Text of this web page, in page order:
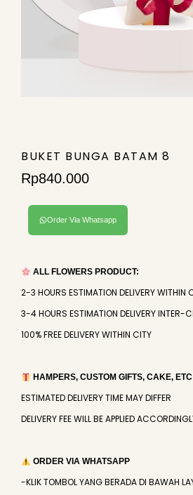
BUKET BUNGA BATAM 8
Rp840.000
Order Via Whatsapp
ALL FLOWERS PRODUCT:
2-3 HOURS ESTIMATION DELIVERY WITHIN
3-4 HOURS ESTIMATION DELIVERY INTER-
100% FREE DELIVERY WITHIN CITY
HAMPERS, CUSTOM GIFTS, CAKE, ETC
ESTIMATED DELIVERY TIME MAY DIFFER
DELIVERY FEE WILL BE APPLIED
ORDER VIA WHATSAPP
-KLIK TOMBOL YANG BERADA DI BAWAH